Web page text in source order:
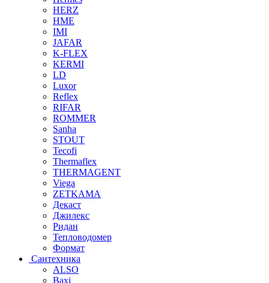
HERZ
HME
IMI
JAFAR
K-FLEX
KERMI
LD
Luxor
Reflex
RIFAR
ROMMER
Sanha
STOUT
Tecofi
Thermaflex
THERMAGENT
Viega
ZETKAMA
Декаст
Джилекс
Ридан
Тепловодомер
Формат
Сантехника
ALSO
Baxi